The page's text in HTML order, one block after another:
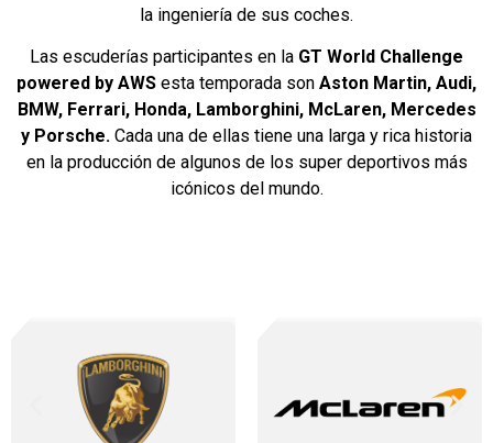
la ingeniería de sus coches.
Las escuderías participantes en la GT World Challenge
powered by AWS esta temporada son Aston Martin, Audi,
BMW, Ferrari, Honda, Lamborghini, McLaren, Mercedes
y Porsche. Cada una de ellas tiene una larga y rica historia
en la producción de algunos de los super deportivos más
icónicos del mundo.